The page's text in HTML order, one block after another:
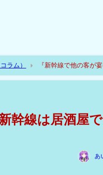
ラム）
『新幹線で他の客が
幹線は居酒屋
あ